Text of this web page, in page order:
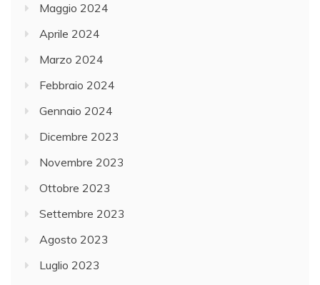
Maggio 2024
Aprile 2024
Marzo 2024
Febbraio 2024
Gennaio 2024
Dicembre 2023
Novembre 2023
Ottobre 2023
Settembre 2023
Agosto 2023
Luglio 2023